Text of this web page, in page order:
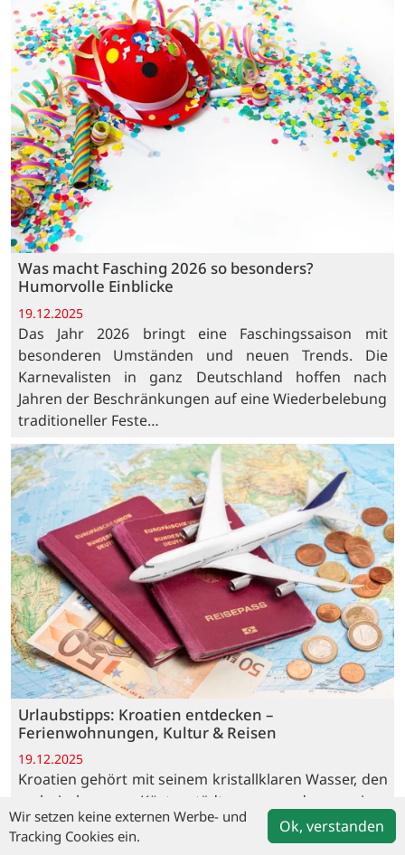
Was macht Fasching 2026 so besonders?
Humorvolle Einblicke
19.12.2025
Das Jahr 2026 bringt eine Faschingssaison mit
besonderen Umständen und neuen Trends. Die
Karnevalisten in ganz Deutschland hoffen nach
Jahren der Beschränkungen auf eine Wiederbelebung
traditioneller Feste…
Urlaubstipps: Kroatien entdecken –
Ferienwohnungen, Kultur & Reisen
19.12.2025
Kroatien gehört mit seinem kristallklaren Wasser, den
malerischen Küstenstädten und seiner
faszinierenden Geschichte zu Europas beliebtesten
Reisezielen. Das Land präsentiert eine
Wir setzen keine externen Werbe- und
Tracking Cookies ein.
Ok, verstanden